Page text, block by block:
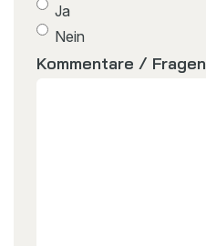
Ja
Nein
Kommentare / Fragen